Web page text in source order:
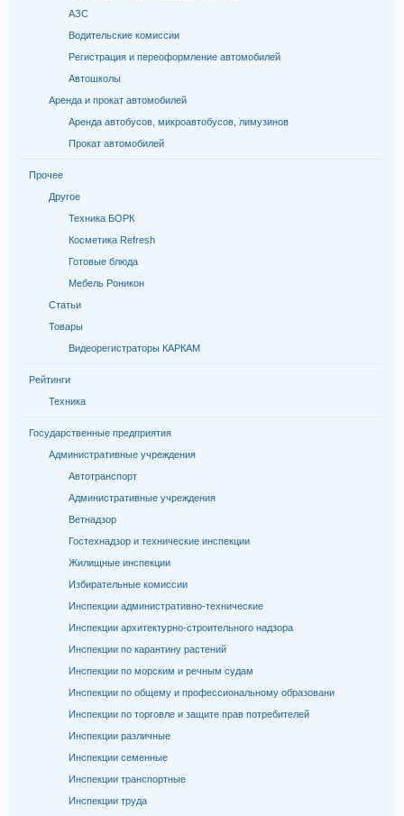
АЗС
Водительские комиссии
Регистрация и переоформление автомобилей
Автошколы
Аренда и прокат автомобилей
Аренда автобусов, микроавтобусов, лимузинов
Прокат автомобилей
Прочее
Другое
Техника БОРК
Косметика Refresh
Готовые блюда
Мебель Роникон
Статьи
Товары
Видеорегистраторы КАРКАМ
Рейтинги
Техника
Государственные предприятия
Административные учреждения
Автотранспорт
Административные учреждения
Ветнадзор
Гостехнадзор и технические инспекции
Жилищные инспекции
Избирательные комиссии
Инспекции административно-технические
Инспекции архитектурно-строительного надзора
Инспекции по карантину растений
Инспекции по морским и речным судам
Инспекции по общему и профессиональному образовани
Инспекции по торговле и защите прав потребителей
Инспекции различные
Инспекции семенные
Инспекции транспортные
Инспекции труда